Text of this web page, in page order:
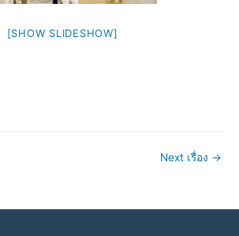
[SHOW SLIDESHOW]
Next เรื่อง →